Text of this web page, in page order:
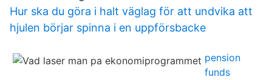
Hur ska du göra i halt väglag för att undvika att
hjulen börjar spinna i en uppförsbacke
pension
funds